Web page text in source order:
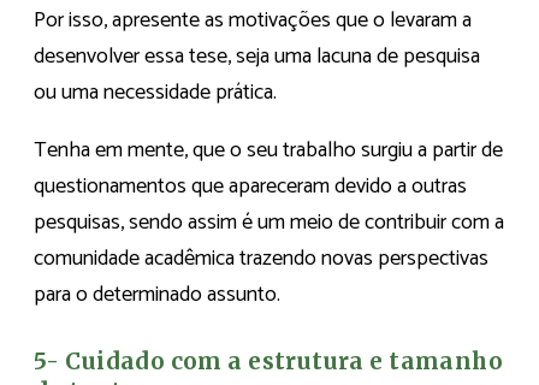
Por isso, apresente as motivações que o levaram a
desenvolver essa tese, seja uma lacuna de pesquisa
ou uma necessidade prática.
Tenha em mente, que o seu trabalho surgiu a partir de
questionamentos que apareceram devido a outras
pesquisas, sendo assim é um meio de contribuir com a
comunidade acadêmica trazendo novas perspectivas
para o determinado assunto.
5- Cuidado com a estrutura e tamanho